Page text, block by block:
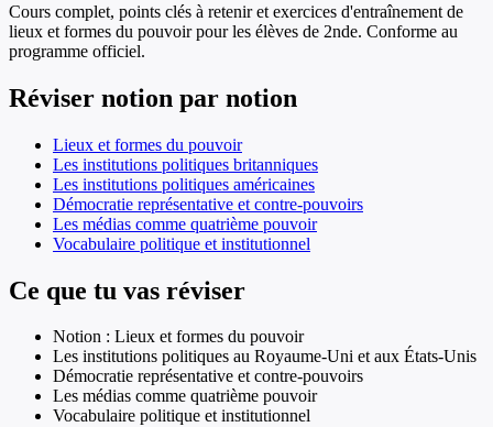
Cours complet, points clés à retenir et exercices d'entraînement de
lieux et formes du pouvoirpour les élèves de 2nde. Conforme au
programme officiel.
Réviser notion par notion
Lieux et formes du pouvoir
Les institutions politiques britanniques
Les institutions politiques américaines
Démocratie représentative et contre-pouvoirs
Les médias comme quatrième pouvoir
Vocabulaire politique et institutionnel
Ce que tu vas réviser
Notion : Lieux et formes du pouvoir
Les institutions politiques au Royaume-Uni et aux États-Unis
Démocratie représentative et contre-pouvoirs
Les médias comme quatrième pouvoir
Vocabulaire politique et institutionnel